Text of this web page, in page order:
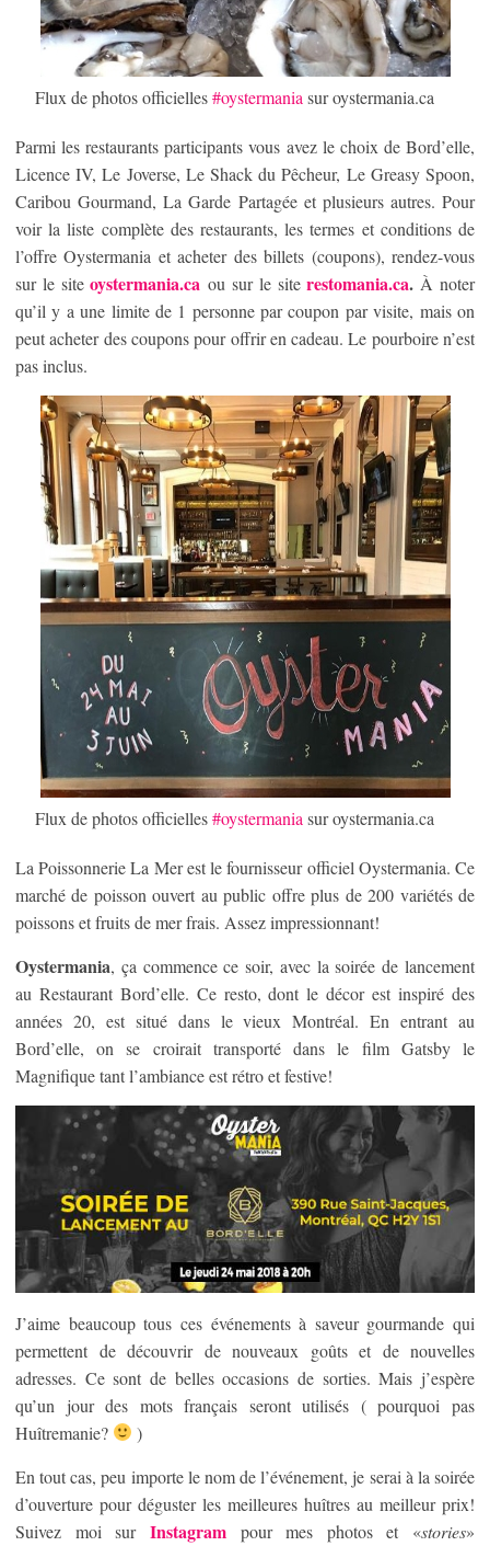
Flux de photos officielles#oystermaniasur oystermania.ca
Parmi les restaurants participants vous avez le choix de Bord’elle,
Licence IV, Le Joverse, Le Shack du Pêcheur, Le Greasy Spoon,
Caribou Gourmand, La Garde Partagée et plusieurs autres. Pour
voir la liste complète des restaurants, les termes et conditions de
l’offre Oystermania et acheter des billets (coupons), rendez-vous
sur le siteoystermania.ca ou sur le siterestomania.ca.À noter
qu’il y a une limite de 1 personne par coupon par visite, mais on
peut acheter des coupons pour offrir en cadeau. Le pourboire n’est
pas inclus.
Flux de photos officielles#oystermaniasur oystermania.ca
La Poissonnerie La Mer est le fournisseur officiel Oystermania. Ce
marché de poisson ouvert au public offre plus de 200 variétés de
poissons et fruits de mer frais. Assez impressionnant!
Oystermania, ça commence ce soir, avec la soirée de lancement
au Restaurant Bord’elle. Ce resto, dont le décor est inspiré des
années 20, est situé dans le vieux Montréal. En entrant au
Bord’elle, on se croirait transporté dans le film Gatsby le
Magnifique tant l’ambiance est rétro et festive!
J’aime beaucoup tous ces événements à saveur gourmande qui
permettent de découvrir de nouveaux goûts et de nouvelles
adresses. Ce sont de belles occasions de sorties. Mais j’espère
qu’un jour des mots français seront utilisés ( pourquoi pas
Huîtremanie?
)
En tout cas, peu importe le nom de l’événement, je serai à la soirée
d’ouverture pour déguster les meilleures huîtres au meilleur prix!
Suivez moi sur Instagrampour mes photos et «stories»